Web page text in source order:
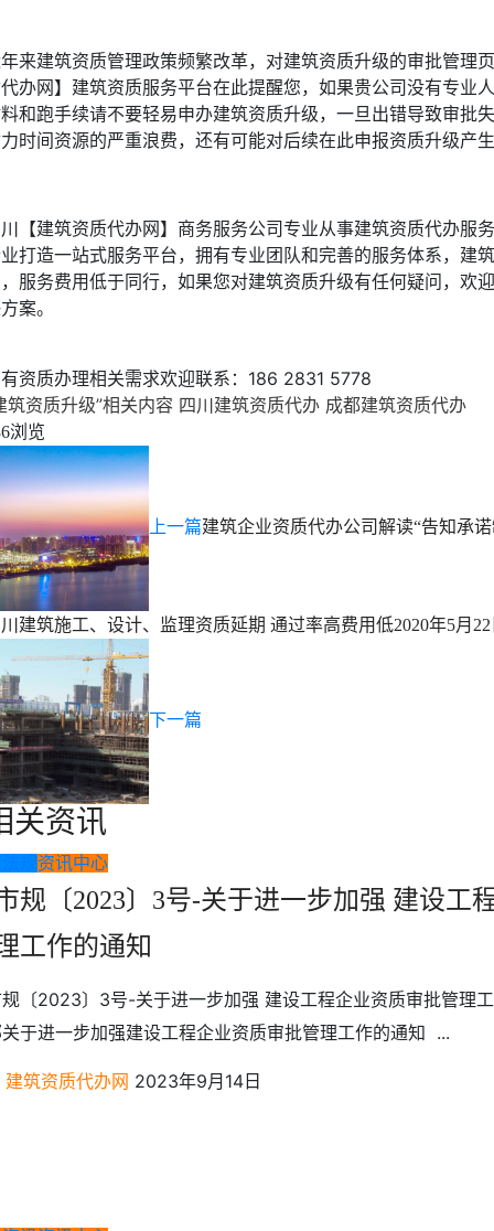
来建筑资质管理政策频繁改革，对建筑资质升级的审批管理
办网】建筑资质服务平台在此提醒您，如果贵公司没有专业
和跑手续请不要轻易申办建筑资质升级，一旦出错导致审批
时间资源的严重浪费，还有可能对后续在此申报资质升级产
【建筑资质代办网】商务服务公司专业从事建筑资质代办服
打造一站式服务平台，拥有专业团队和完善的服务体系，建
服务费用低于同行，如果您对建筑资质升级有任何疑问，欢
案。
资质办理相关需求欢迎联系：186 2831 5778
筑资质升级”相关内容 四川建筑资质代办 成都建筑资质代办
浏览
上一篇建筑企业资质代办公司解读“告知承诺
建筑施工、设计、监理资质延期 通过率高费用低2020年5月
下一篇
关资讯
资讯中心
规〔2023〕3号-关于进一步加强 建设工
工作的通知
〔2023〕3号-关于进一步加强 建设工程企业资质审批管理
于进一步加强建设工程企业资质审批管理工作的通知 ...
建筑资质代办网 2023年9月14日